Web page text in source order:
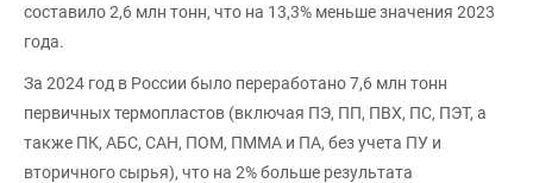
составило 2,6 млн тонн, что на 13,3% меньше значения 2023
года.
За 2024 год в России было переработано 7,6 млн тонн
первичных термопластов (включая ПЭ, ПП, ПВХ, ПС, ПЭТ, а
также ПК, АБС, САН, ПОМ, ПММА и ПА, без учета ПУ и
вторичного сырья), что на 2% больше результата